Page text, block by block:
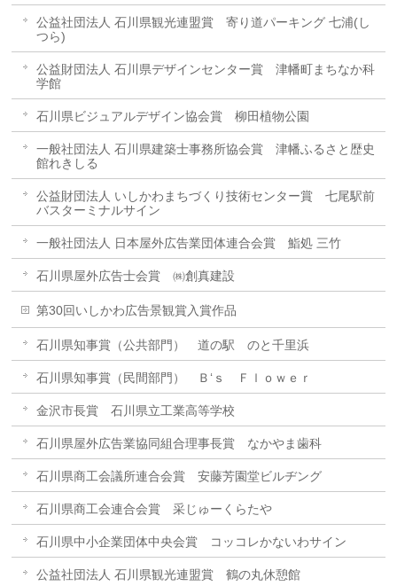
公益社団法人 石川県観光連盟賞 寄り道パーキング 七浦(し
つら)
公益財団法人 石川県デザインセンター賞 津幡町まちなか科
学館
石川県ビジュアルデザイン協会賞 柳田植物公園
一般社団法人 石川県建築士事務所協会賞 津幡ふるさと歴史
館れきしる
公益財団法人 いしかわまちづくり技術センター賞 七尾駅前
バスターミナルサイン
一般社団法人 日本屋外広告業団体連合会賞 鮨処 三竹
石川県屋外広告士会賞 ㈱創真建設
第30回いしかわ広告景観賞入賞作品
石川県知事賞（公共部門） 道の駅 のと千里浜
石川県知事賞（民間部門） Ｂ‘ｓ Ｆｌｏｗｅｒ
金沢市長賞 石川県立工業高等学校
石川県屋外広告業協同組合理事長賞 なかやま歯科
石川県商工会議所連合会賞 安藤芳園堂ビルヂング
石川県商工会連合会賞 采じゅーくらたや
石川県中小企業団体中央会賞 コッコレかないわサイン
公益社団法人 石川県観光連盟賞 鶴の丸休憩館